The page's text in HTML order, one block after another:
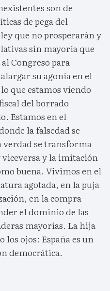
son de
de pega del
que no prosperarán y
sin mayoría que
Congreso para
su agonía en el
que estamos viendo
del borrado
Estamos en el
la falsedad se
verdad se transforma
y la imitación
buena. Vivimos en el
agotada, en la puja
en la compra-
el dominio de las
mayorías. La hija
los ojos: España es un
democrática.